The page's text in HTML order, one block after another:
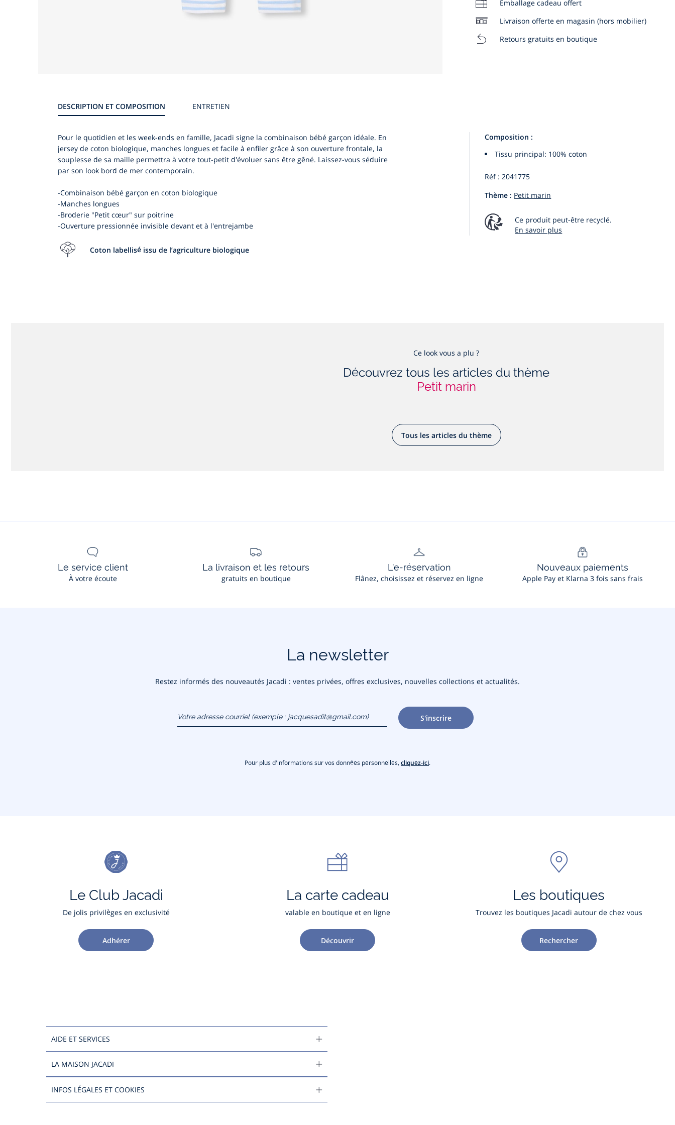
Emballage cadeau offert
Livraison offerte en magasin (hors mobilier)
Retours gratuits en boutique
DESCRIPTION ET COMPOSITION ENTRETIEN
Pour le quotidien et les week-ends en famille, Jacadi signe la combinaison bébé garçon idéale. En
jersey de coton biologique, manches longues et facile à enfiler grâce à son ouverture frontale, la
souplesse de sa maille permettra à votre tout-petit d'évoluer sans être gêné. Laissez-vous séduire
par son look bord de mer contemporain.
-Combinaison bébé garçon en coton biologique
-Manches longues
-Broderie "Petit cœur" sur poitrine
-Ouverture pressionnée invisible devant et à l'entrejambe
Coton labellisé issu de l’agriculture biologique
Composition :
Tissu principal: 100% coton
Réf : 2041775
Thème : Petit marin
Ce produit peut-être recyclé.
En savoir plus
Ce look vous a plu ?
Découvrez tous les articles du thème
Petit marin
Tous les articles du thème
Le service client
À votre écoute
La livraison et les retours
gratuits en boutique
L'e-réservation
Flânez, choisissez et réservez en ligne
Nouveaux paiements
Apple Pay et Klarna 3 fois sans frais
La newsletter
Restez informés des nouveautés Jacadi : ventes privées, offres exclusives, nouvelles collections et actualités.
(exemple :
jacquesadit@gmail.com)
S'inscrire
Pour plus d'informations sur vos données personnelles, cliquez-ici.
Le Club Jacadi
De jolis privilèges en exclusivité
Adhérer
La carte cadeau
valable en boutique et en ligne
Découvrir
Les boutiques
Trouvez les boutiques Jacadi autour de chez vous
Rechercher
AIDE ET SERVICES
LA MAISON JACADI
INFOS LÉGALES ET COOKIES